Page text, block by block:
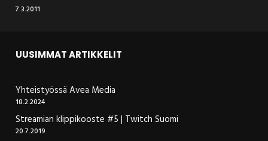
7.3.2011
UUSIMMAT ARTIKKELIT
Yhteistyössä Avea Media
18.2.2024
Streamian klippikooste #5 | Twitch Suomi
20.7.2019